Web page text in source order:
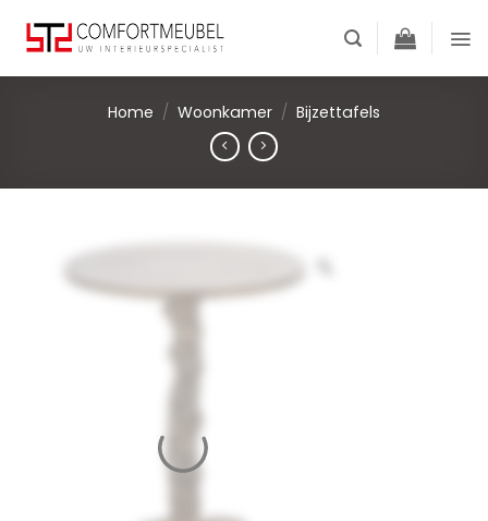
content
Home / Woonkamer / Bijzettafels